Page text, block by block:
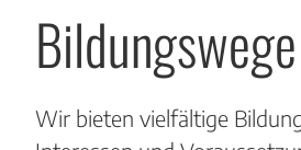
Bildungswege
Wir bieten vielfältige